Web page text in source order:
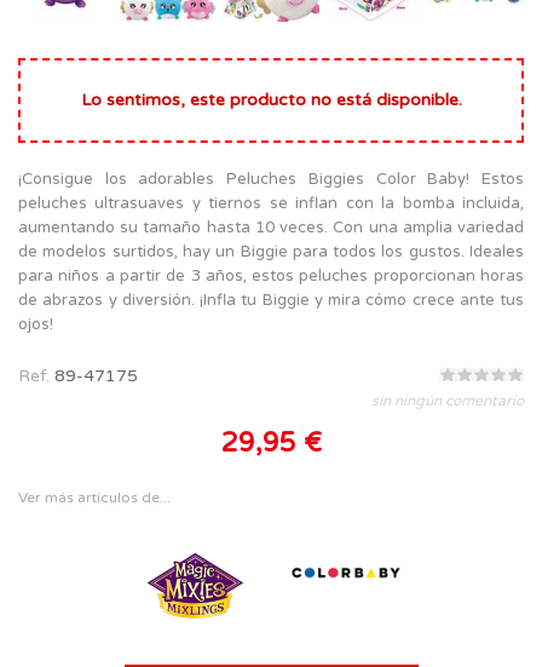
Lo sentimos, este producto no está disponible.
¡Consigue los adorables Peluches Biggies Color Baby! Estos
peluches ultrasuaves y tiernos se inflan con la bomba incluida,
aumentando su tamaño hasta 10 veces. Con una amplia variedad
de modelos surtidos, hay un Biggie para todos los gustos. Ideales
para niños a partir de 3 años, estos peluches proporcionan horas
de abrazos y diversión. ¡Infla tu Biggie y mira cómo crece ante tus
ojos!
Ref. 89-47175
sin ningún comentario
29,95 €
Ver más artículos de...